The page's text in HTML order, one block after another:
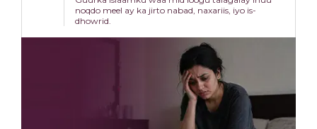
noqdo meel ay ka jirto nabad, naxariis, iyo is-
dhowrid.